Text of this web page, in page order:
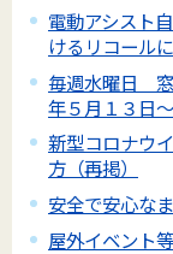
電動アシスト
けるリコール
毎週水曜日 窓
年５月１３日～
新型コロナウ
方（再掲）
安全で安心な
屋外イベント